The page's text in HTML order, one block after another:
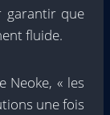
garantir que
fluide.
Neoke, « les
une fois